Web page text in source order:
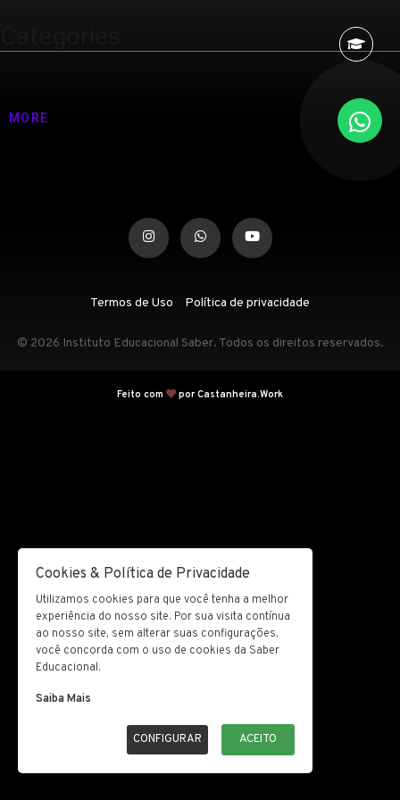
MORE
Termos de Uso Política de privacidade
© 2026 Instituto Educacional Saber. Todos os direitos reservados.
Feito com por Castanheira.Work
Cookies & Política de Privacidade
Utilizamos cookies para que você tenha a melhor
experiência do nosso site. Por sua visita contínua
ao nosso site, sem alterar suas configurações,
você concorda com o uso de cookies da Saber
Educacional.
Saiba Mais
CONFIGURAR ACEITO